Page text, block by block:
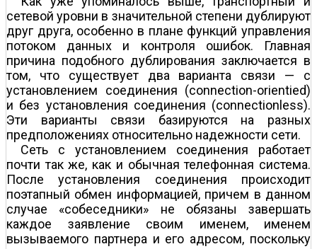
сетевой уровни в значительной степени дублируют
друг друга, особенно в плане функций управления
потоком данных и контроля ошибок. Главная
причина подобного дублирования заключается в
том, что существует два варианта связи — с
установлением соединения (connection-orientied)
и без установления соединения (connectionless).
Эти варианты связи базируются на разных
предположениях относительно надежности сети.
Сеть с установлением соединения работает
почти так же, как и обычная телефонная система.
После установления соединения происходит
поэтапный обмен информацией, причем в данном
случае «собеседники» не обязаны завершать
каждое заявление своим именем, именем
вызываемого партнера и его адресом, поскольку